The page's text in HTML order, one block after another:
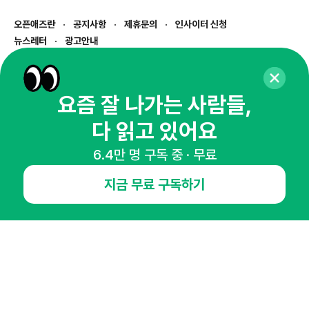
오픈애즈란 공지사항 제휴문의
인사이터 신청
뉴스레터
광고안내
경기도 성남시 분당구 대왕판교로645번길 16
사업자등록번호 : 144-81-27690(
통신판매업신고번호 : 2014-경기성남-1023
호스팅서비스사업자 : 오픈애즈
1800-2198
openads@openads.co.kr
이용약관
instagramthreadkakaotalk
요즘 잘 나가는 사람들,
다 읽고 있어요
6.4만 명 구독 중 · 무료
지금 무료 구독하기